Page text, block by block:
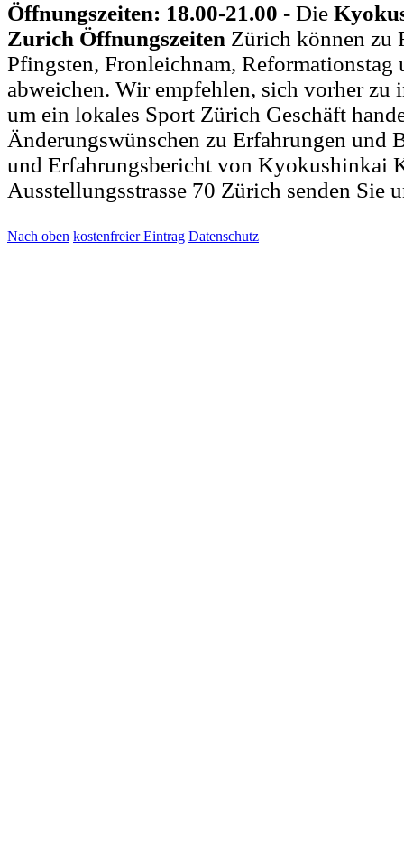
Öffnungszeiten: 18.00-21.00 - Die
Zurich Öffnungszeiten Zürich können zu
Pfingsten, Fronleichnam,
abweichen. Wir empfehlen, sich vorher zu
um ein lokales Sport Zürich Geschäft
Änderungswünschen zu Erfahrungen und
und Erfahrungsbericht von Kyokushinkai
Ausstellungsstrasse 70 Zürich senden Sie
Nach oben kostenfreier Eintrag Datenschutz